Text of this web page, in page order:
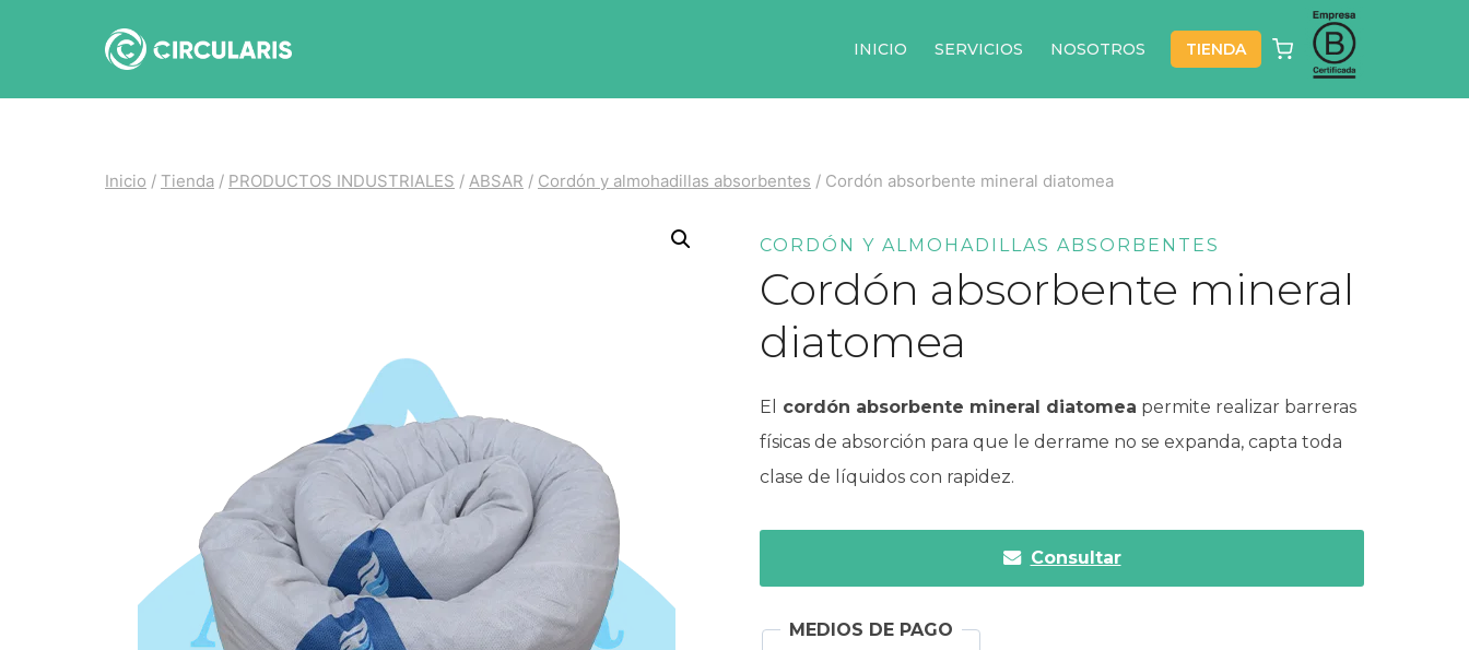
INICIO SERVICIOS NOSOTROS TIENDA
Inicio / Tienda / PRODUCTOS INDUSTRIALES / ABSAR / Cordón y almohadillas absorbentes / Cordón absorbente mineral diatomea
CORDÓN Y ALMOHADILLAS ABSORBENTES
Cordón absorbente mineral
diatomea
El cordón absorbente mineral diatomea permite realizar barreras
físicas de absorción para que le derrame no se expanda, capta toda
clase de líquidos con rapidez.
Consultar
MEDIOS DE PAGO